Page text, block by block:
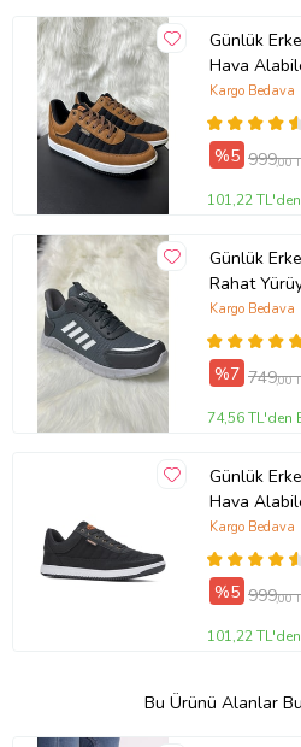
Günlük
Hava
Ayakkabısı
(Siyah-
Kargo Bedava
%5 999,00
101,22
Günlük
Rahat Yürüyüş Spor Ayakkabı 1453
(Füme -
Kargo Bedava
%7 749,00
74,56 TL'den
Günlük
Hava
Ayakkabısı
Kargo Bedava
%5 999,00
101,22
Bu Ürünü Alanlar